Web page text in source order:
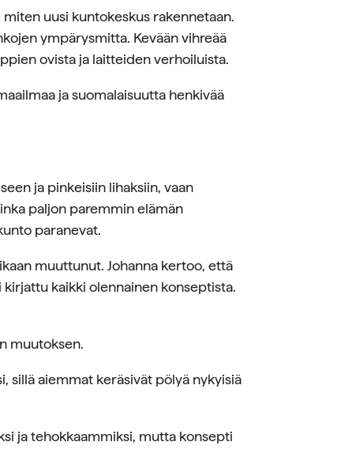
uusi kuntokeskus rakennetaan.
ympärysmitta. Kevään vihreää
ovista ja laitteiden verhoiluista.
ja suomalaisuutta henkivää
ja pinkeisiin lihaksiin, vaan
paljon paremmin elämän
paranevat.
muuttunut. Johanna kertoo, että
kaikki olennainen konseptista.
muutoksen.
sillä aiemmat keräsivät pölyä nykyisiä
ja tehokkaammiksi, mutta konsepti